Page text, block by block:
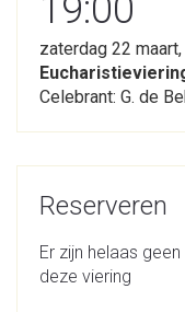
19:00
zaterdag 22
Celebrant: G. de
Reserveren
Er zijn helaas
deze viering